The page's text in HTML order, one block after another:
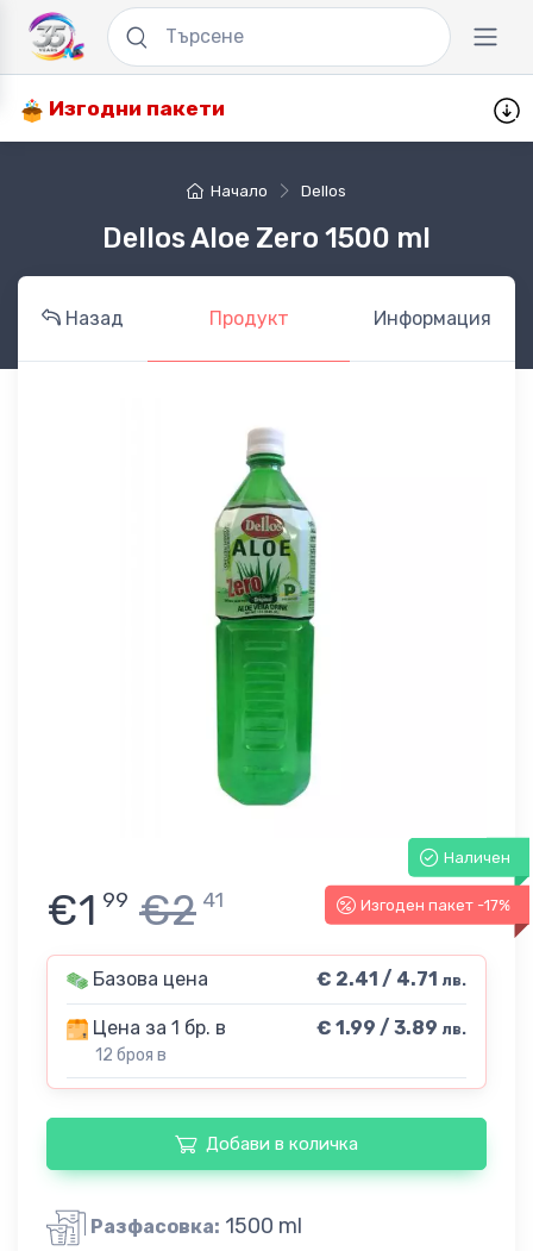
Изгодни пакети
Начало Dellos
Dellos Aloe Zero 1500 ml
Назад Продукт Информация
Наличен
Изгоден пакет -17%
€1 99 €2 41
Базова цена € 2.41 / 4.71 лв.
Цена за 1 бр. в
12 броя в
€ 1.99 / 3.89 лв.
Добави в количка
Разфасовка: 1500 ml